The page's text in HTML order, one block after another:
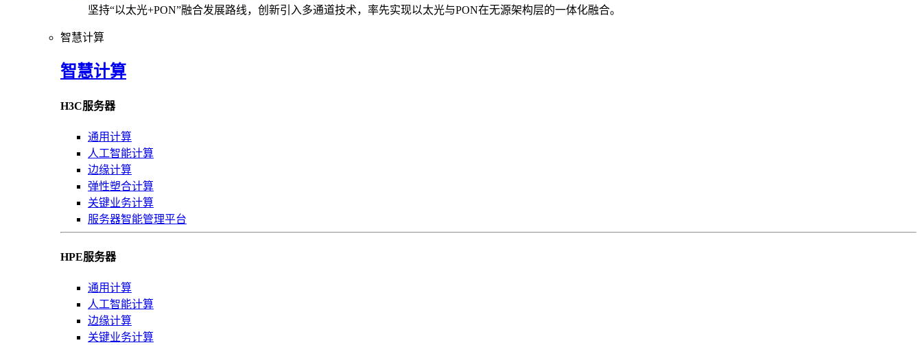
坚持“以太光+PON”融合发展路线，创新引入多通道技术，率先实现以太光与PON在无源架构层的一体化融合。
智慧计算
智慧计算
H3C服务器
通用计算
人工智能计算
边缘计算
弹性塑合计算
关键业务计算
服务器智能管理平台
HPE服务器
通用计算
人工智能计算
边缘计算
关键业务计算